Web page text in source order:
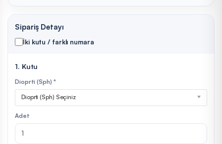
Sipariş Detayı
İki kutu / farklı numara
1. Kutu
Dioprti (Sph) *
Dioprti (Sph) Seçiniz
Adet